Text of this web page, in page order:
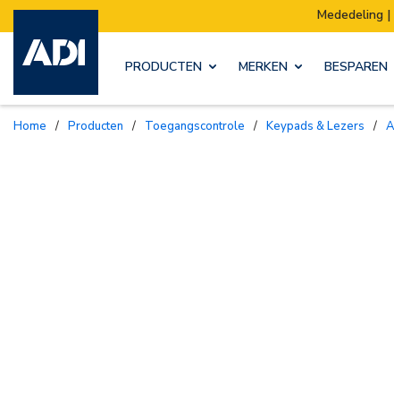
Mededeling | Ons magazijn verhuist:
PRODUCTEN MERKEN BESPAREN
Home / Producten / Toegangscontrole / Keypads & Lezers /